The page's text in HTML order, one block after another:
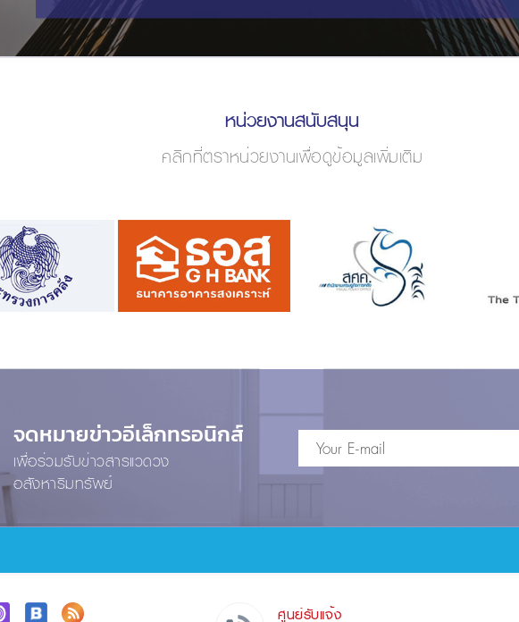
หน่วยงานสนับสนุน
คลิกที่ตราหน่วยงานเพื่อดูข้อมูลเพิ่มเติม
จดหมายข่าวอีเล็กทรอนิกส์
เพื่อร่วมรับข่าวสารแวดวง
อสังหาริมทรัพย์
ศูนย์รับแจ้ง